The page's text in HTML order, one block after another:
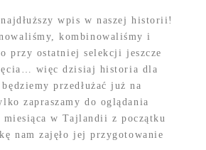
wpis w naszej historii!
kombinowaliśmy i
przy ostatniej selekcji jeszcze
więc dzisiaj historia dla
przedłużać już na
zapraszamy do oglądania
miesiąca w Tajlandii z początku
nam zajęło jej przygotowanie